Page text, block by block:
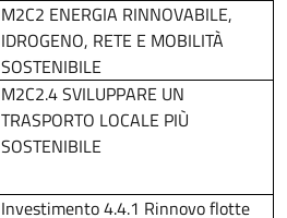
M2C2 ENERGIA RINNOVABILE,
IDROGENO, RETE E MOBILITÀ
SOSTENIBILE
M2C2.4 SVILUPPARE UN
TRASPORTO LOCALE PIÙ
SOSTENIBILE
Investimento 4.4.1 Rinnovo flotte